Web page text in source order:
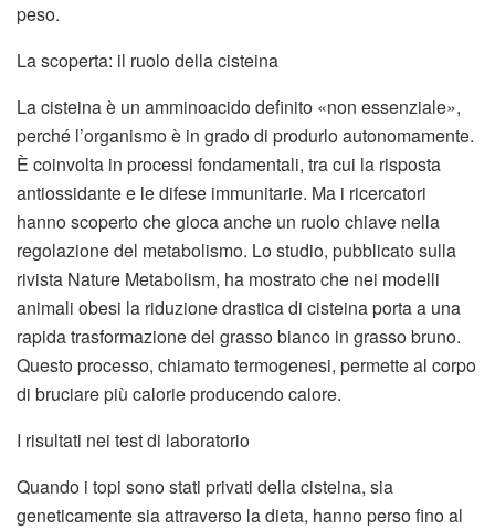
peso.
La scoperta: il ruolo della cisteina
La cisteina è un amminoacido definito «non essenziale»,
perché l’organismo è in grado di produrlo autonomamente.
È coinvolta in processi fondamentali, tra cui la risposta
antiossidante e le difese immunitarie. Ma i ricercatori
hanno scoperto che gioca anche un ruolo chiave nella
regolazione del metabolismo. Lo studio, pubblicato sulla
rivista Nature Metabolism, ha mostrato che nei modelli
animali obesi la riduzione drastica di cisteina porta a una
rapida trasformazione del grasso bianco in grasso bruno.
Questo processo, chiamato termogenesi, permette al corpo
di bruciare più calorie producendo calore.
I risultati nei test di laboratorio
Quando i topi sono stati privati della cisteina, sia
geneticamente sia attraverso la dieta, hanno perso fino al